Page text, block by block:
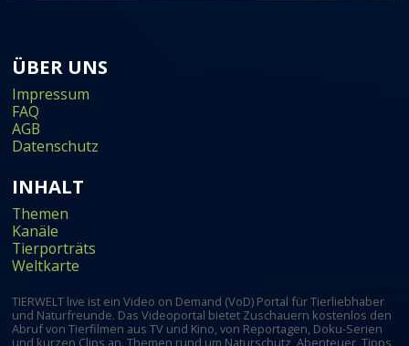
ÜBER UNS
Impressum
FAQ
AGB
Datenschutz
INHALT
Themen
Kanäle
Tierporträts
Weltkarte
TIERWELT live ist ein Video on Demand (VoD) Portal für Tierliebhaber
und Naturfreunde. Das Videoportal bietet Zuschauern kostenlos den
Abruf von Tierfilmen aus TV und Kino, von Reportagen, Doku-Serien
und kurzen Clips an. Themen rund um Naturschutz, Abenteuer, Tipps